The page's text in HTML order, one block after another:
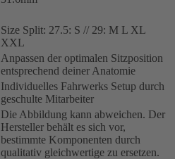
Size Split: 27.5: S // 29: M L XL
XXL
Anpassen der optimalen Sitzposition
entsprechend deiner Anatomie
Individuelles Fahrwerks Setup durch
geschulte Mitarbeiter
Die Abbildung kann abweichen. Der
Hersteller behält es sich vor,
bestimmte Komponenten durch
qualitativ gleichwertige zu ersetzen.